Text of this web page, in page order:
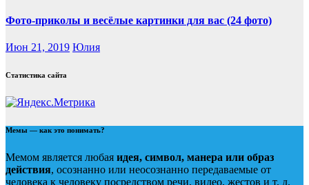
Фото-приколы и весёлые картинки для вас (24 фото)
Июн 21, 2019 Юлия
Статистика сайта
Мемы — как это понимать?
Мемом является любая идея, символ, манера или образ
действия, осознанно или неосознанно передаваемые от
человека к человеку посредством речи, видео, жестов и т. д.